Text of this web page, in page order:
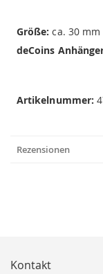
Größe: ca. 30
deCoins
Artikelnummer:
Rezensionen
Kontakt